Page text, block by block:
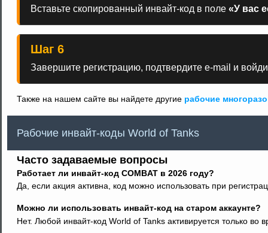
Вставьте скопированный инвайт-код в поле «У вас
Шаг 6
Завершите регистрацию, подтвердите e-mail и
Также на нашем сайте вы найдете другие рабочие
Рабочие инвайт-коды World of Tanks
Часто задаваемые вопросы
Работает ли инвайт-код COMBAT в 2026 году?
Да, если акция активна, код можно использовать при
Можно ли использовать инвайт-код на старом аккаунте?
Нет. Любой инвайт-код World of Tanks активируется только во